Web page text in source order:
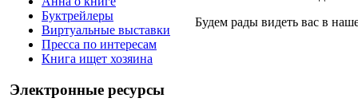
Буктрейлеры
Виртуальные выставки
Пресса по интересам
Книга ищет хозяина
Электронные ресурсы
Будем рады видеть вас в